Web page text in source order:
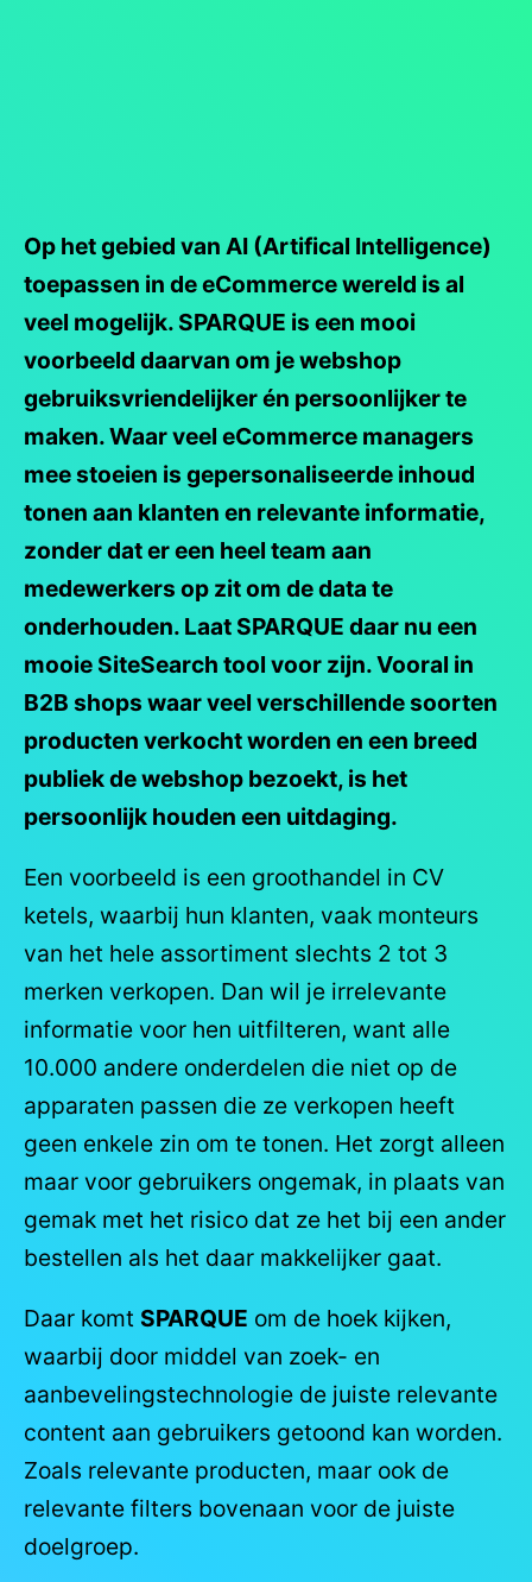
Op het gebied van AI (Artifical Intelligence)
toepassen in de eCommerce wereld is al
veel mogelijk. SPARQUE is een mooi
voorbeeld daarvan om je webshop
gebruiksvriendelijker én persoonlijker te
maken. Waar veel eCommerce managers
mee stoeien is gepersonaliseerde inhoud
tonen aan klanten en relevante informatie,
zonder dat er een heel team aan
medewerkers op zit om de data te
onderhouden. Laat SPARQUE daar nu een
mooie SiteSearch tool voor zijn. Vooral in
B2B shops waar veel verschillende soorten
producten verkocht worden en een breed
publiek de webshop bezoekt, is het
persoonlijk houden een uitdaging.
Een voorbeeld is een groothandel in CV
ketels, waarbij hun klanten, vaak monteurs
van het hele assortiment slechts 2 tot 3
merken verkopen. Dan wil je irrelevante
informatie voor hen uitfilteren, want alle
10.000 andere onderdelen die niet op de
apparaten passen die ze verkopen heeft
geen enkele zin om te tonen. Het zorgt alleen
maar voor gebruikers ongemak, in plaats van
gemak met het risico dat ze het bij een ander
bestellen als het daar makkelijker gaat.
Daar komt SPARQUE om de hoek kijken,
waarbij door middel van zoek- en
aanbevelingstechnologie de juiste relevante
content aan gebruikers getoond kan worden.
Zoals relevante producten, maar ook de
relevante filters bovenaan voor de juiste
doelgroep.